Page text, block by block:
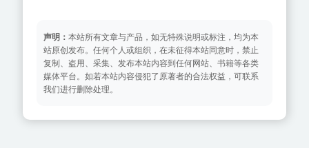
声明： 本站所有文章与产品，如无特殊说明或标注，均为本
站原创发布。任何个人或组织，在未征得本站同意时，禁止
复制、盗用、采集、发布本站内容到任何网站、书籍等各类
媒体平台。如若本站内容侵犯了原著者的合法权益，可联系
我们进行删除处理。